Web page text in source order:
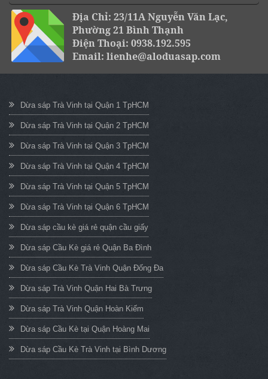
Địa Chỉ: 23/11A Nguyễn Văn Lạc,
Phường 21 Bình Thạnh
Điện Thoại: 0938.192.595
Email: lienhe@aloduasap.com
Dừa sáp Trà Vinh tại Quận 1 TpHCM
Dừa sáp Trà Vinh tại Quận 2 TpHCM
Dừa sáp Trà Vinh tại Quận 3 TpHCM
Dừa sáp Trà Vinh tại Quận 4 TpHCM
Dừa sáp Trà Vinh tại Quận 5 TpHCM
Dừa sáp Trà Vinh tại Quận 6 TpHCM
Dừa sáp cầu kè giá rẻ quận cầu giấy
Dừa sáp Cầu Kè giá rẻ Quận Ba Đình
Dừa sáp Cầu Kè Trà Vinh Quận Đống Đa
Dừa sáp Trà Vinh Quận Hai Bà Trưng
Dừa sáp Trà Vinh Quận Hoàn Kiếm
Dừa sáp Cầu Kè tại Quận Hoàng Mai
Dừa sáp Cầu Kè Trà Vinh tại Bình Dương